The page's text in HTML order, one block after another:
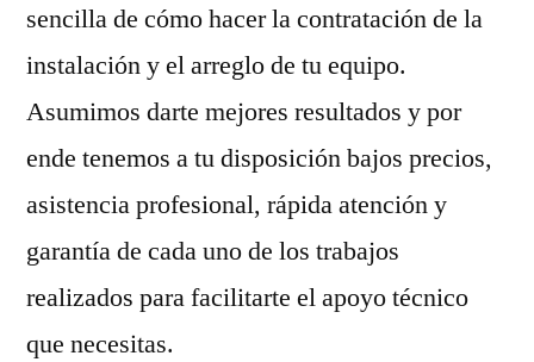
sencilla de cómo hacer la contratación de la
instalación y el arreglo de tu equipo.
Asumimos darte mejores resultados y por
ende tenemos a tu disposición bajos precios,
asistencia profesional, rápida atención y
garantía de cada uno de los trabajos
realizados para facilitarte el apoyo técnico
que necesitas.